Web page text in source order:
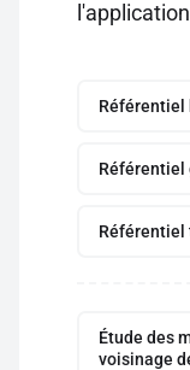
Référentiel
Référentiel
Référentiel
Étude des
voisinage